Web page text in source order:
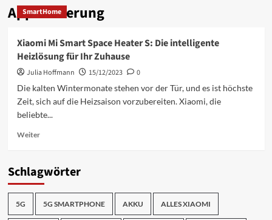
App-Steuerung
SmartHome
Xiaomi Mi Smart Space Heater S: Die intelligente
Heizlösung für Ihr Zuhause
Julia Hoffmann 15/12/2023
0
Die kalten Wintermonate stehen vor der Tür, und es ist höchste
Zeit, sich auf die Heizsaison vorzubereiten. Xiaomi, die
beliebte...
WeiterMehr
Xiaomi
Mi
Smart
Space
Heater
Schlagwörter
5G 5G SMARTPHONE AKKU ALLES XIAOMI